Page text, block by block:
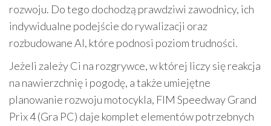
rozwoju. Do tego dochodzą prawdziwi zawodnicy, ich
indywidualne podejście do rywalizacji oraz
rozbudowane AI, które podnosi poziom trudności.
Jeżeli zależy Ci na rozgrywce, w której liczy się reakcja
na nawierzchnię i pogodę, a także umiejętne
planowanie rozwoju motocykla, FIM Speedway Grand
Prix 4 (Gra PC) daje komplet elementów potrzebnych